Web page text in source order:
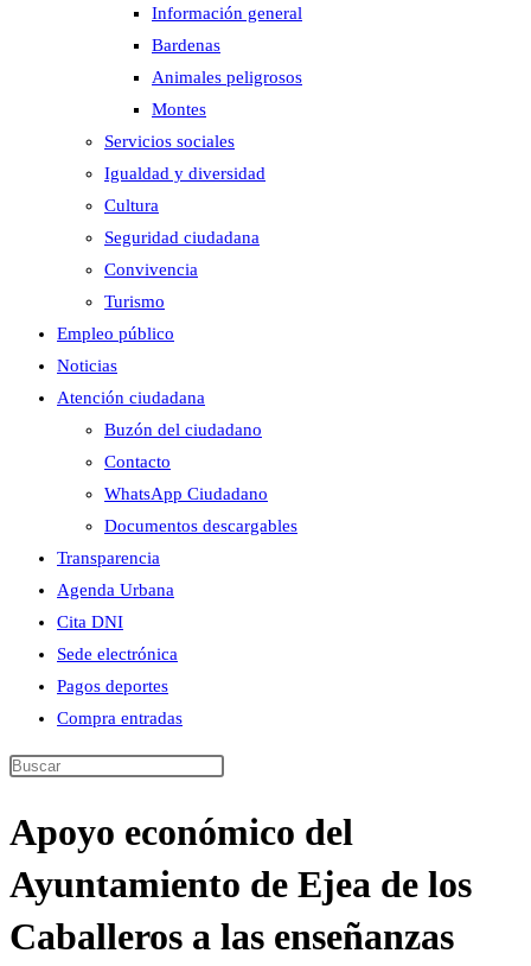
Información general
Bardenas
Animales peligrosos
Montes
Servicios sociales
Igualdad y diversidad
Cultura
Seguridad ciudadana
Convivencia
Turismo
Empleo público
Noticias
Atención ciudadana
Buzón del ciudadano
Contacto
WhatsApp Ciudadano
Documentos descargables
Transparencia
Agenda Urbana
Cita DNI
Sede electrónica
Pagos deportes
Compra entradas
Buscar
esta
Apoyo económico del
Ayuntamiento de Ejea de los
Caballeros a las enseñanzas